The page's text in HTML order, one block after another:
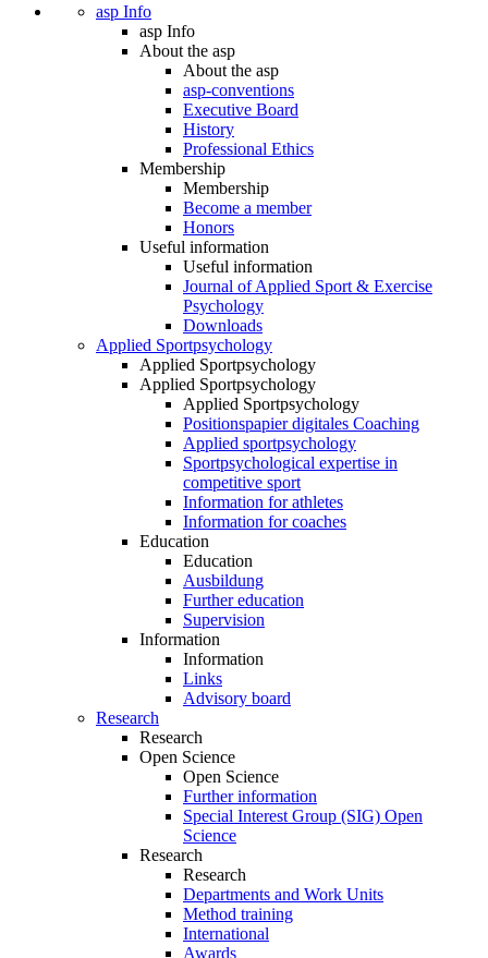
asp Info
asp Info
About the asp
About the asp
asp-conventions
Executive Board
History
Professional Ethics
Membership
Membership
Become a member
Honors
Useful information
Useful information
Journal of Applied Sport & Exercise
Psychology
Downloads
Applied Sportpsychology
Applied Sportpsychology
Applied Sportpsychology
Applied Sportpsychology
Positionspapier digitales Coaching
Applied sportpsychology
Sportpsychological expertise in
competitive sport
Information for athletes
Information for coaches
Education
Education
Ausbildung
Further education
Supervision
Information
Information
Links
Advisory board
Research
Research
Open Science
Open Science
Further information
Special Interest Group (SIG) Open
Science
Research
Research
Departments and Work Units
Method training
International
Awards